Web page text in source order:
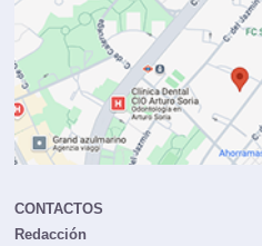
CONTACTOS
Redacción